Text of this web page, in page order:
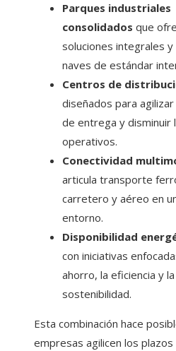
Parques industriales
consolidados que
soluciones integrales y
naves de estándar
Centros de
diseñados para
de entrega y disminuir
operativos.
Conectividad
articula transporte
carretero y aéreo en
entorno.
Disponibilidad
con iniciativas
ahorro, la eficiencia y la
sostenibilidad.
Esta combinación hace
empresas agilicen los